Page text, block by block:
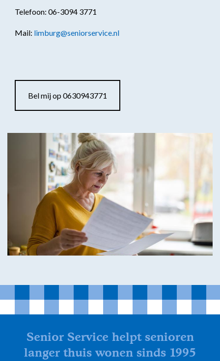
Telefoon: 06-3094 3771
Mail: limburg@seniorservice.nl
Bel mij op 0630943771
Senior Service helpt senioren
langer thuis wonen sinds 1995